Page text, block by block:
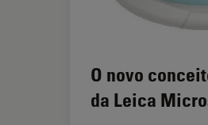
O novo
da Leica